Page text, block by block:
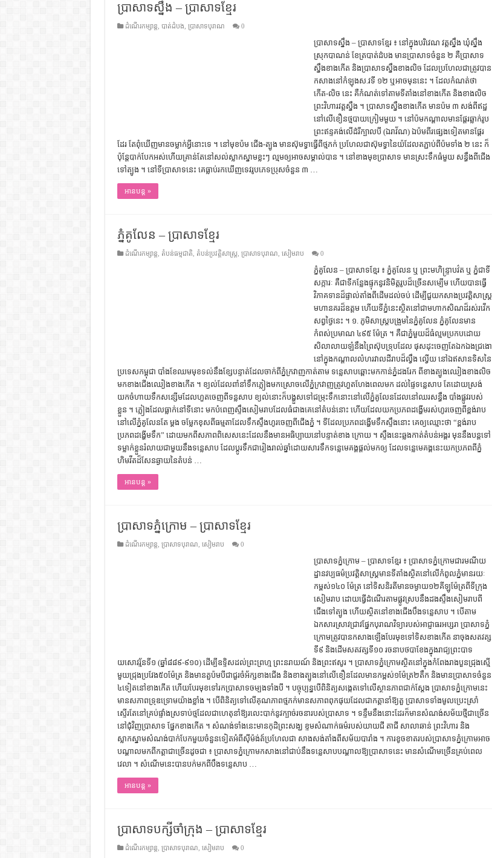
ប្រាសាទស្នឹង – ប្រាសាទខ្មែរ
ដំណើរកម្សាន្ត បាត់ដំបង ប្រាសាទបុរាណ 0
ប្រាសាទស្នឹង – ប្រាសាទខ្មែរ ៖ នៅ​ក្នុង​បរិវេណ វត្ត​ស្នឹង ឃុំ​ស្នឹង
ស្រុក​បាណន់ ខែត្រ​បាត់ដំបង មាន​ប្រាសាទ​ចំនួន​ ២ គឺ​ប្រាសាទ​
ស្នឹង​ខាងកើត និង​ប្រាសាទ​ស្នឹង​ខាង​លិច ដែល​ប្រហែលជា​ត្រូវ​បាន​
កសាង​នៅ​កំឡុង​ស.វ​ទី ១២ ឬ​អាច​មុន​នេះ ។ ដែល​កំណត់​ថា
កើត-លិច នេះ​ គឺ​កំណត់​ទៅ​តាម​ទីតាំង​នៅ​ខាង​កើត និង​ខាង​លិច​
ព្រះ​វិហារ​វត្ត​ស្នឹង ។ ប្រាសាទ​ស្នឹង​ខាង​កើត ​មាន​ប៉ម​ ៣ សង់​ពី​ឥដ្ឋ​
នៅ​លើ​ខឿន​ថ្ម​បាយ​ក្រៀម​មួយ ។ នៅ​ប៉ម​​កណ្ដាល​មាន​ផ្ដែរ​ឆ្លាក់​រូប​
ព្រះ​ឥន្ទ​គង់​លើ​ដំរី​ក្បាល​បី (ឯរាវ័ណ) ឯ​ប៉ម​ពីរ​ផ្សេង​ទៀត​មាន​ផ្ដែរ​
ដែរ តែ​ពុំ​ឃើញ​មាន​ចម្លាក់​អ្វី​នោះ​ទេ ។ នៅ​​មុខ​ប៉ម​​ ជើង​-ត្បូង មាន​ស៊ុម​​​ទ្វា​ធ្វើ​ពី​ថ្ម​ភក់ ប្រហែល​ជា​ស៊ុម​​ទ្វា​នៃ​យ៉​ដែល​ត​ភ្ជាប់​ពី​ប៉ម​ទាំង ២ នេះ ក៏​
ប៉ុន្តែ​បាក់​បែក​អស់​ហើយ​គ្រាន់​តែ​នៅ​សល់​ស្លាក​ស្នាម​ខ្លះៗ ល្មម​ឲ្យ​អាច​សម្គាល់​បាន ។ នៅ​ខាង​មុខ​ប្រាសាទ មាន​ស្រះ​ទឹក​​ធំ​មួយ​ សន្ធឹង​ពី​ជើង​
ទៅ​ត្បូង ។ នៅ​ទី​ប្រាសាទ​នេះ​ គេ​ធ្លាប់​រក​ឃើញ​ទេវរូប​ភេទ​ប្រុស​ចំនួន ៣ …
អានបន្ត »
ភ្នំគូលែន – ប្រាសាទខ្មែរ
ដំណើរកម្សាន្ត តំបន់ធម្មជាតិ តំបន់ប្រវត្តិសាស្រ្ត, ប្រាសាទបុរាណ សៀមរាប 0
ភ្នំគូលែន – ប្រាសាទខ្មែរ ៖ ភ្នំ​គូលែន ឬ ព្រះមហិន្ទ្រាបវ៌ត ឬ ភ្នំ​ជាទី
សក្ការៈ គឺ​ជា​ទីកន្លែង​​ផ្ទុក​នូវ​និមិត្ត​រូប​ដ៏​ច្រើន​សម្បើម ហើយ​បាន​ធ្វើ​
វិភាគ​ទាន​ដ៏​ផ្ទាល់​តាំង​ពី​ដើម​ដល់​ចប់​ ដើម្បី​ជួយ​កសាង​ប្រវត្តិសាស្ត្រ​
មហានគរ​ដ៏​ឧត្តម ហើយ​ទី​ភ្នំ​នេះ​ស្ថិត​នៅ​ជា​មហា​កសិណ​ដ៏​រស់​រវើក​
សព្វ​ថ្ងៃ​នេះ ។ ១. ភូមិ​សាស្ត្រ​បង្រួម​នៃ​ភ្នំ​គូលែន ភ្នំ​គូលែន​មាន​
កំពស់​ប្រមាណ ៤៩៥ ម៉ែត្រ ។ គឺ​ជា​ភ្នំ​មួយ​ដ៏​ធំ​ល្មម​​ប្រកប​ដោយ​
សិលា​លាយ​ឡំ​នឹង​ព្រៃ​ស៊ុបទ្រុប​ដែល​ ផុស​​ដុះ​ចេញ​តែ​ឯក​ឯង​ជ្រងោ​
នៅ​ក្នុង​កណ្ដាល​លំហរ​វាល​ដី​រាប​ដ៏​ល្វឹង​ ល្វើយ ​នៅ​ឯ​ឥសាន​ទិស​នៃ​
ប្រទេស​កម្ពុជា បាំង​ខែ​ឈម​មុខ​ទល់​នឹង​ខ្សែ​បន្ទាត់​ដែល​ចាក់​ពី​ភ្នំ​ក្រវាញ​កាត់​តាម​ ទន្លេសាប​ឆ្ពោះ​មក​​កាន់​ភ្នំ​ដងរែក​ ពី​ខាង​ត្បូង​ឈៀង​ខាង​លិច​
មក​ខាង​ជើង​ឈៀង​ខាង​កើត ។ ខ្យល់​ដែល​ពាំនាំ​ទឹក​ភ្លៀង​មក​ស្រោច​លើ​ភ្នំ​ក្រវាញ​ត្រូវ​ហួត​ហែង​ពេល​មក​ ដល់​ផ្ទៃ​ទន្លេសាប តែ​ដោយ​ស្រង់​
យក​ចំហាយ​ទឹក​សន្សើម​ដែល​ហួត​ចេញ​ពី​ទន្លសាប ​ខ្យល់​នោះ​ក៏​បង្ហួស​ទៅ​ជម្រុះ​ទឹក​នោះ​នៅ​លើ​ភ្នំ​គូលែន​ដែល​នៅ​ឈរ​សន្ធឹង ​បាំង​ផ្លូវ​របស់​
ខ្លួន ។ ភ្លៀង​ដែល​ធ្លាក់​នៅ​ទី​នោះ ​មក​បំពេញ​ស្ទឹង​សៀមរាប​ដែល​ធំ​ជាង​គេ​នៅ​តំបន់​នោះ ហើយ​ដែល​យក​ប្រភព​ដង្ហើម​រស់​ហូរ​ចេញ​ពី​ខ្ពង់​រាប​
នៅ​លើ​ភ្នំ​គូលែន​តែ​ ម្ដង ចម្លែក​ខុស​ពី​ធម្មតា​ដែល​ទឹក​ស្ទឹង​ហូរ​ចេញ​ពី​ជើង​ភ្នំ ។ ទី​ដែល​ប្រភព​ដង្ហើម​ទឹក​ស្ទឹង​នោះ គេ​ឲ្យ​ឈ្មោះ​ថា “ខ្ពង់​រាប​
ប្រភព​ដង្ហើម​ទឹក” ដោយ​មក​ពី​សភាព​ពិសេស​នេះ​ដែល​នឹង​មាន​អធិប្បាយ​នៅ​បន្ទាត់​ខាង​ ក្រោយ ។ ស្ទឹង​នេះ​ឆ្លង​កាត់​តំបន់​អង្គរ មុន​នឹង​បន្ត​ទៅ​
ទម្លាក់​ខ្លួន​រំលាយ​ជាមួយ​នឹង​ទន្លេសាប ដែល​ប្ដូរ​ទឹក​ជារៀង​រាល់​ឆ្នាំ​ដោយ​សារ​ទឹក​ទន្លេ​មេគង្គ​ផ្ដល់​មក​ឲ្យ ដែល​​ទន្លេមេគង្គ​នេះ​យក​ប្រភព​ពី​ភ្នំ​
ហិមវីត​ដ៏​សែន​ឆ្ងាយ​នៃ​តំបន់​​ …
អានបន្ត »
ប្រាសាទភ្នំក្រោម – ប្រាសាទខ្មែរ
ដំណើរកម្សាន្ត ប្រាសាទបុរាណ សៀមរាប 0
ប្រាសាទភ្នំក្រោម – ប្រាសាទខ្មែរ ៖ ប្រាសាទ​ភ្នំក្រោម​ជា​រមណីយ
ដ្ឋាន​វប្បធម៌​​ប្រវត្ដិសាស្ដ្រ​មាន​ទីតាំង​ស្ថិត​នៅ​លើ​កំពូលភ្នំ​មាន​រយៈ
កម្ពស់​១៤០​ ម៉ែត្រ​ ​នៅ​ទិសនិរតី​មាន​ចម្ងាយ​១២​គីឡូម៉ែត្រ​ពី​ទីក្រុង​
សៀមរាប​ ​ដោយ​ធ្វើ​ដំណើរ​តាម​ផ្លូវ​ស្រប​នឹង​ដងស្ទឹង​សៀមរាប​ពី​
ជើង​ទៅ​ត្បូង​ ​ហើយ​ស្ថិត​នៅ​ខាងជើង​បឹង​ទន្លេសាប ។ បើ​តាម​
ឯកសារ​ស្រាវជ្រាវ​ផ្នែក​បុរាណវិទ្យា​របស់​​អាជ្ញាធរ​អប្សរា​ ប្រាសាទ​ភ្នំ
ក្រោម​ត្រូវ​បាន​កសាង​ឡើង​បែរ​មុខ​ទៅ​ទិស​ខាងកើត នា​ចុង​សតវត្ស​
ទី​៩​ ​និង​ដើម​សតវត្ស​ទី​១០​ ​រចនាបថ​បាខែង​ក្នុង​រាជ្យ​ព្រះបាទ​
យសោវរ្ម័ន​ទី​១​ ​(ឆ្នាំ​៨៨៩​-៩១០) ដើម្បី​ឧទ្ទិស​ដល់​ព្រះព្រហ្ម​ ​ព្រះ​នរាយណ៍​ និង​ព្រះ​ឥសូរ ។ ប្រាសាទ​ភ្នំក្រោម​ស្ថិត​នៅ​ក្នុង​កំពែង​រាង​បួន​ជ្រុង​ស្មើ​
មួយ​ជ្រុង​ប្រវែង​៥០​ម៉ែត្រ​ ​និង​មាន​តួ​ប៉ម​បី​​ជា​ជួរ​ចំ​អ័ក្ស​ខាងជើង​ និង​ខាងត្បូង​នៅ​លើ​ខឿន​ដែល​មាន​កម្ពស់​១​ម៉ែត្រ​២​តឹក និង​មាន​ប្រាសាទ​ចំនួន​
៤​ទៀត​នៅ​ខាង​កើត ហើយ​បែរ​មុខ​ទៅ​រក​ប្រាសាទ​ចម្បង​ទាំង​បី ។ បច្ចុប្បន្ន​បើ​ពិនិត្យ​សង្កេត​ទៅ​លើ​ស្ថានភាព​ជាក់ស្ដែង​ ប្រាសាទ​ភ្នំក្រោម​នេះ​
មាន​សភាព​ទ្រុឌទ្រោម​យ៉ាង​ខ្លាំង ។ បើ​ពិនិត្យ​ទៅ​លើ​គុណភាព​ថ្មភក់​​មាន​សភាព​ពុក​ផុយ​ដែល​ជា​កត្ដា​នាំ​ឱ្យ​តួ ​ប្រាសាទ​ទាំងមូល​ប្រេះស្រាំ​
ស្ទើរតែ​នៅ​គ្រប់​ផ្ទាំង​ស្រទាប់​ថ្ម​ដែល​ជា​ហេតុ​នាំ​ឱ្យ​រលេះ​បាក់​នូវ​ក្បាច់​រចនា​របស់​ប្រាសាទ ។ ទន្ទឹម​នឹង​នោះ​ដែរ​ក៏​មាន​សំណង់​សម័យ​ថ្មី​ជា​ច្រើន​
នៅ​ជុំវិញ​ប្រាសាទ​ ផ្នែក​ខាងកើត ។ សំណង់​ទាំងនេះ​មាន​កុដិ​ព្រះសង្ឃ​ ខ្ទម​សំណាក់​ធម៌​របស់​យាយជី​ ​តាជី​ ​សាលាឆាន់​ ព្រះ​វិហារ​ ​និង​
ស្លាកស្នាម​សំណង់​បាក់បែក​មួយ​ចំនួន​ទៀត​អំពី​ស៊ីម៉ង់ត៍​ប្រហែលជា​ សាងសង់​តាំងពី​សម័យ​បារាំង ។ ការ​ខូចខាត​របស់​ប្រាសាទ​ភ្នំក្រោម​អាច​
បណ្ដាល​មក​ពី​កត្ដា​ជា​ច្រើន​ដូច​ជា ៖​ ប្រាសាទ​ភ្នំក្រោម​កសាង​នៅ​ជាប់​នឹង​ទន្លេសាប​បណ្ដាល​ឱ្យ​ប្រាសាទ​នេះ​ មាន​សំណើម​ច្រើន​គ្រប់​ពេល​
វេលា ។ សំណើម​នេះ​បាន​បក់​មក​ពី​បឹង​ទន្លេសាប​ …
អានបន្ត »
ប្រាសាទបក្សីចាំក្រុង – ប្រាសាទខ្មែរ
ដំណើរកម្សាន្ត ប្រាសាទបុរាណ សៀមរាប 0